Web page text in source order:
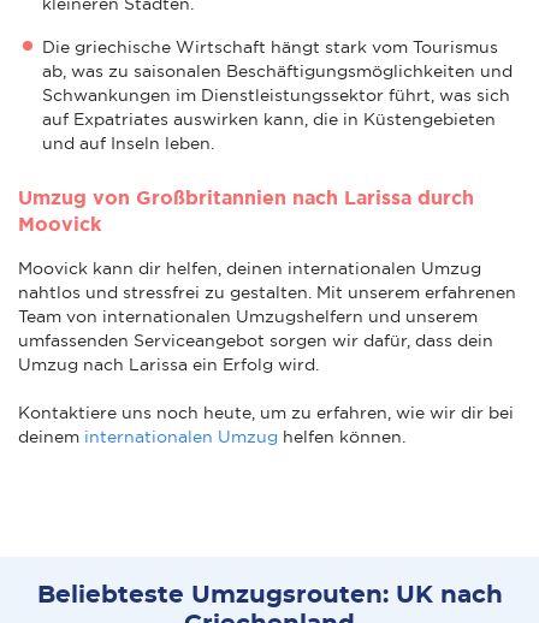
Die griechische Wirtschaft hängt stark vom Tourismus
ab, was zu saisonalen Beschäftigungsmöglichkeiten und
Schwankungen im Dienstleistungssektor führt, was sich
auf Expatriates auswirken kann, die in Küstengebieten
und auf Inseln leben.
Umzug von Großbritannien nach Larissa durch
Moovick
Moovick kann dir helfen, deinen internationalen Umzug
nahtlos und stressfrei zu gestalten. Mit unserem erfahrenen
Team von internationalen Umzugshelfern und unserem
umfassenden Serviceangebot sorgen wir dafür, dass dein
Umzug nach Larissa ein Erfolg wird.
Kontaktiere uns noch heute, um zu erfahren, wie wir dir bei
deinem internationalen Umzug helfen können.
Beliebteste Umzugsrouten: UK nach